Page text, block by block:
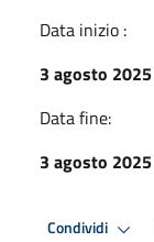
Data inizio :
3 agosto 2025
Data fine:
3 agosto 2025
Condividi